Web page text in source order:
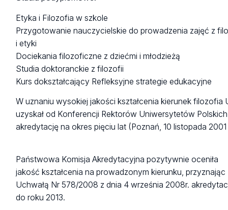
Etyka i Filozofia w szkole
Przygotowanie nauczycielskie do prowadzenia zajęć z
i etyki
Dociekania filozoficzne z dziećmi i młodzieżą
Studia doktoranckie z filozofii
Kurs dokształcający Refleksyjne strategie edukacyjne
W uznaniu wysokiej jakości kształcenia kierunek filozofia
uzyskał od Konferencji Rektorów Uniwersytetów Polskich
akredytację na okres pięciu lat (Poznań, 10 listopada 2001
Państwowa Komisja Akredytacyjna pozytywnie oceniła
jakość kształcenia na prowadzonym kierunku, przyznając
Uchwałą Nr 578/2008 z dnia 4 września 2008r.
do roku 2013.